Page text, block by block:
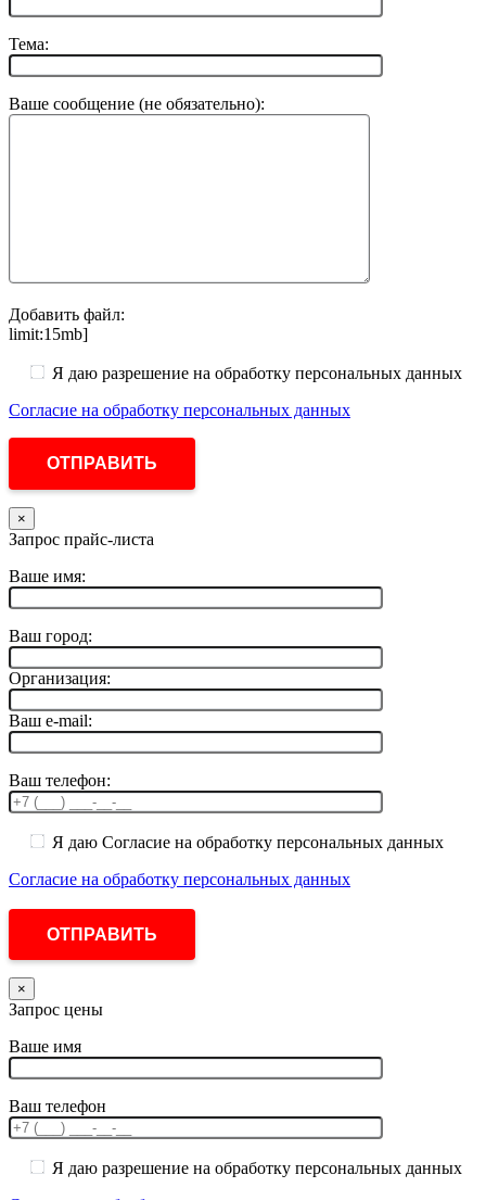
Тема:
Ваше сообщение (не обязательно):
Добавить файл:
limit:15mb]
Я даю разрешение на обработку персональных данных
Согласие на обработку персональных данных
×
Запрос прайс-листа
Ваше имя:
Ваш город:
Организация:
Ваш e-mail:
Ваш телефон:
Я даю Согласие на обработку персональных данных
Согласие на обработку персональных данных
×
Запрос цены
Ваше имя
Ваш телефон
Я даю разрешение на обработку персональных данных